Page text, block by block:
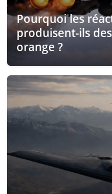
Pourquoi les
produisent-ils
orange ?